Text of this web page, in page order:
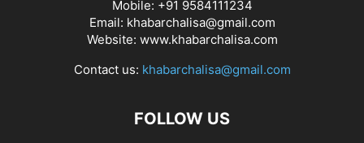
Mobile: +91 9584111234
Email: khabarchalisa@gmail.com
Website: www.khabarchalisa.com
Contact us: khabarchalisa@gmail.com
FOLLOW US